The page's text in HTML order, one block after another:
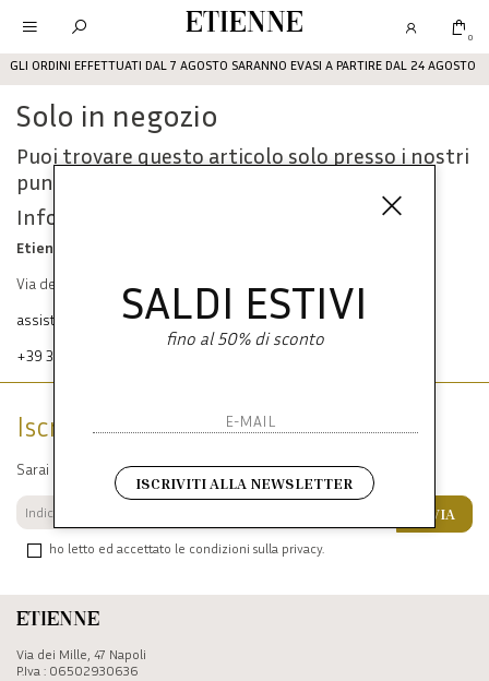
GLI ORDINI EFFETTUATI DAL 7 AGOSTO SARANNO EVASI A PARTIRE DAL 24 AGOSTO
Etienne 0
Solo in negozio
Puoi trovare questo articolo solo presso i nostri
punti vendita:
Info contatti
Etienne srl
Via dei Mille, 47 80121 Napoli
assistenza@etienneabbigliamento.com
+39 333 574 1398
Etienne
Via dei Mille, 47 Napoli
P.Iva : 06502930636
Iscriviti alla newsletter
Sarai sempre aggiornato su offerte e promozioni.
ho letto ed accettato le condizioni sulla privacy.
INVIA
SALDI ESTIVI
fino al 50% di sconto
ISCRIVITI ALLA NEWSLETTER